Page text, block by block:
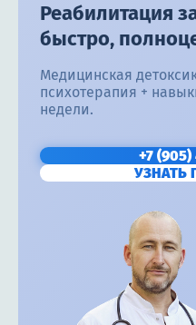
Реабилитация
быстро,
Медицинская
психотерапия +
недели.
+7
УЗНАТЬ